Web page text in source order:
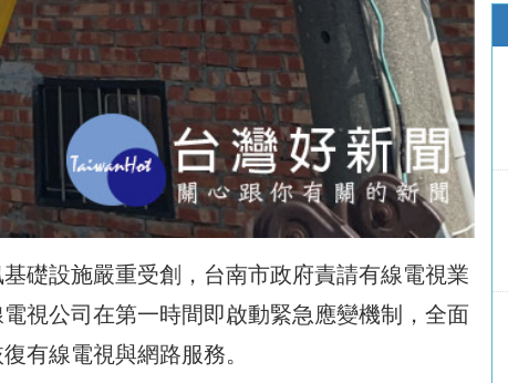
礎設施嚴重受創，台南市政府責請有線電視業
視公司在第一時間即啟動緊急應變機制，全面
有線電視與網路服務。